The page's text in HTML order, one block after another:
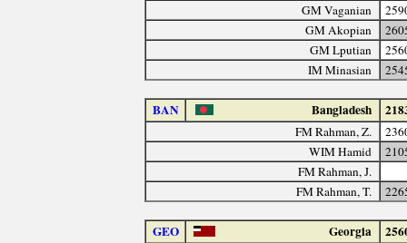
GM Vaganian
GM Akopian
GM Lputian
IM Minasian
BAN Bangladesh
FM Rahman, Z.
WIM Hamid
FM Rahman, J.
FM Rahman, T.
GEO Georgia